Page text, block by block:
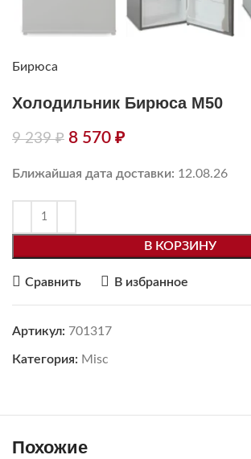
Бирюса
Холодильник Бирюса M50
9 239₽ 8 570 ₽
Ближайшая дата доставки: 12.08.26
В КОРЗИНУ
Сравнить В избранное
Артикул: 701317
Категория: Misc
Похожие